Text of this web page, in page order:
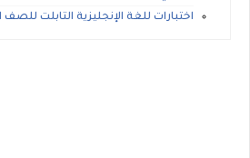
اختبارات للغة الإنجليزية التابلت للصف